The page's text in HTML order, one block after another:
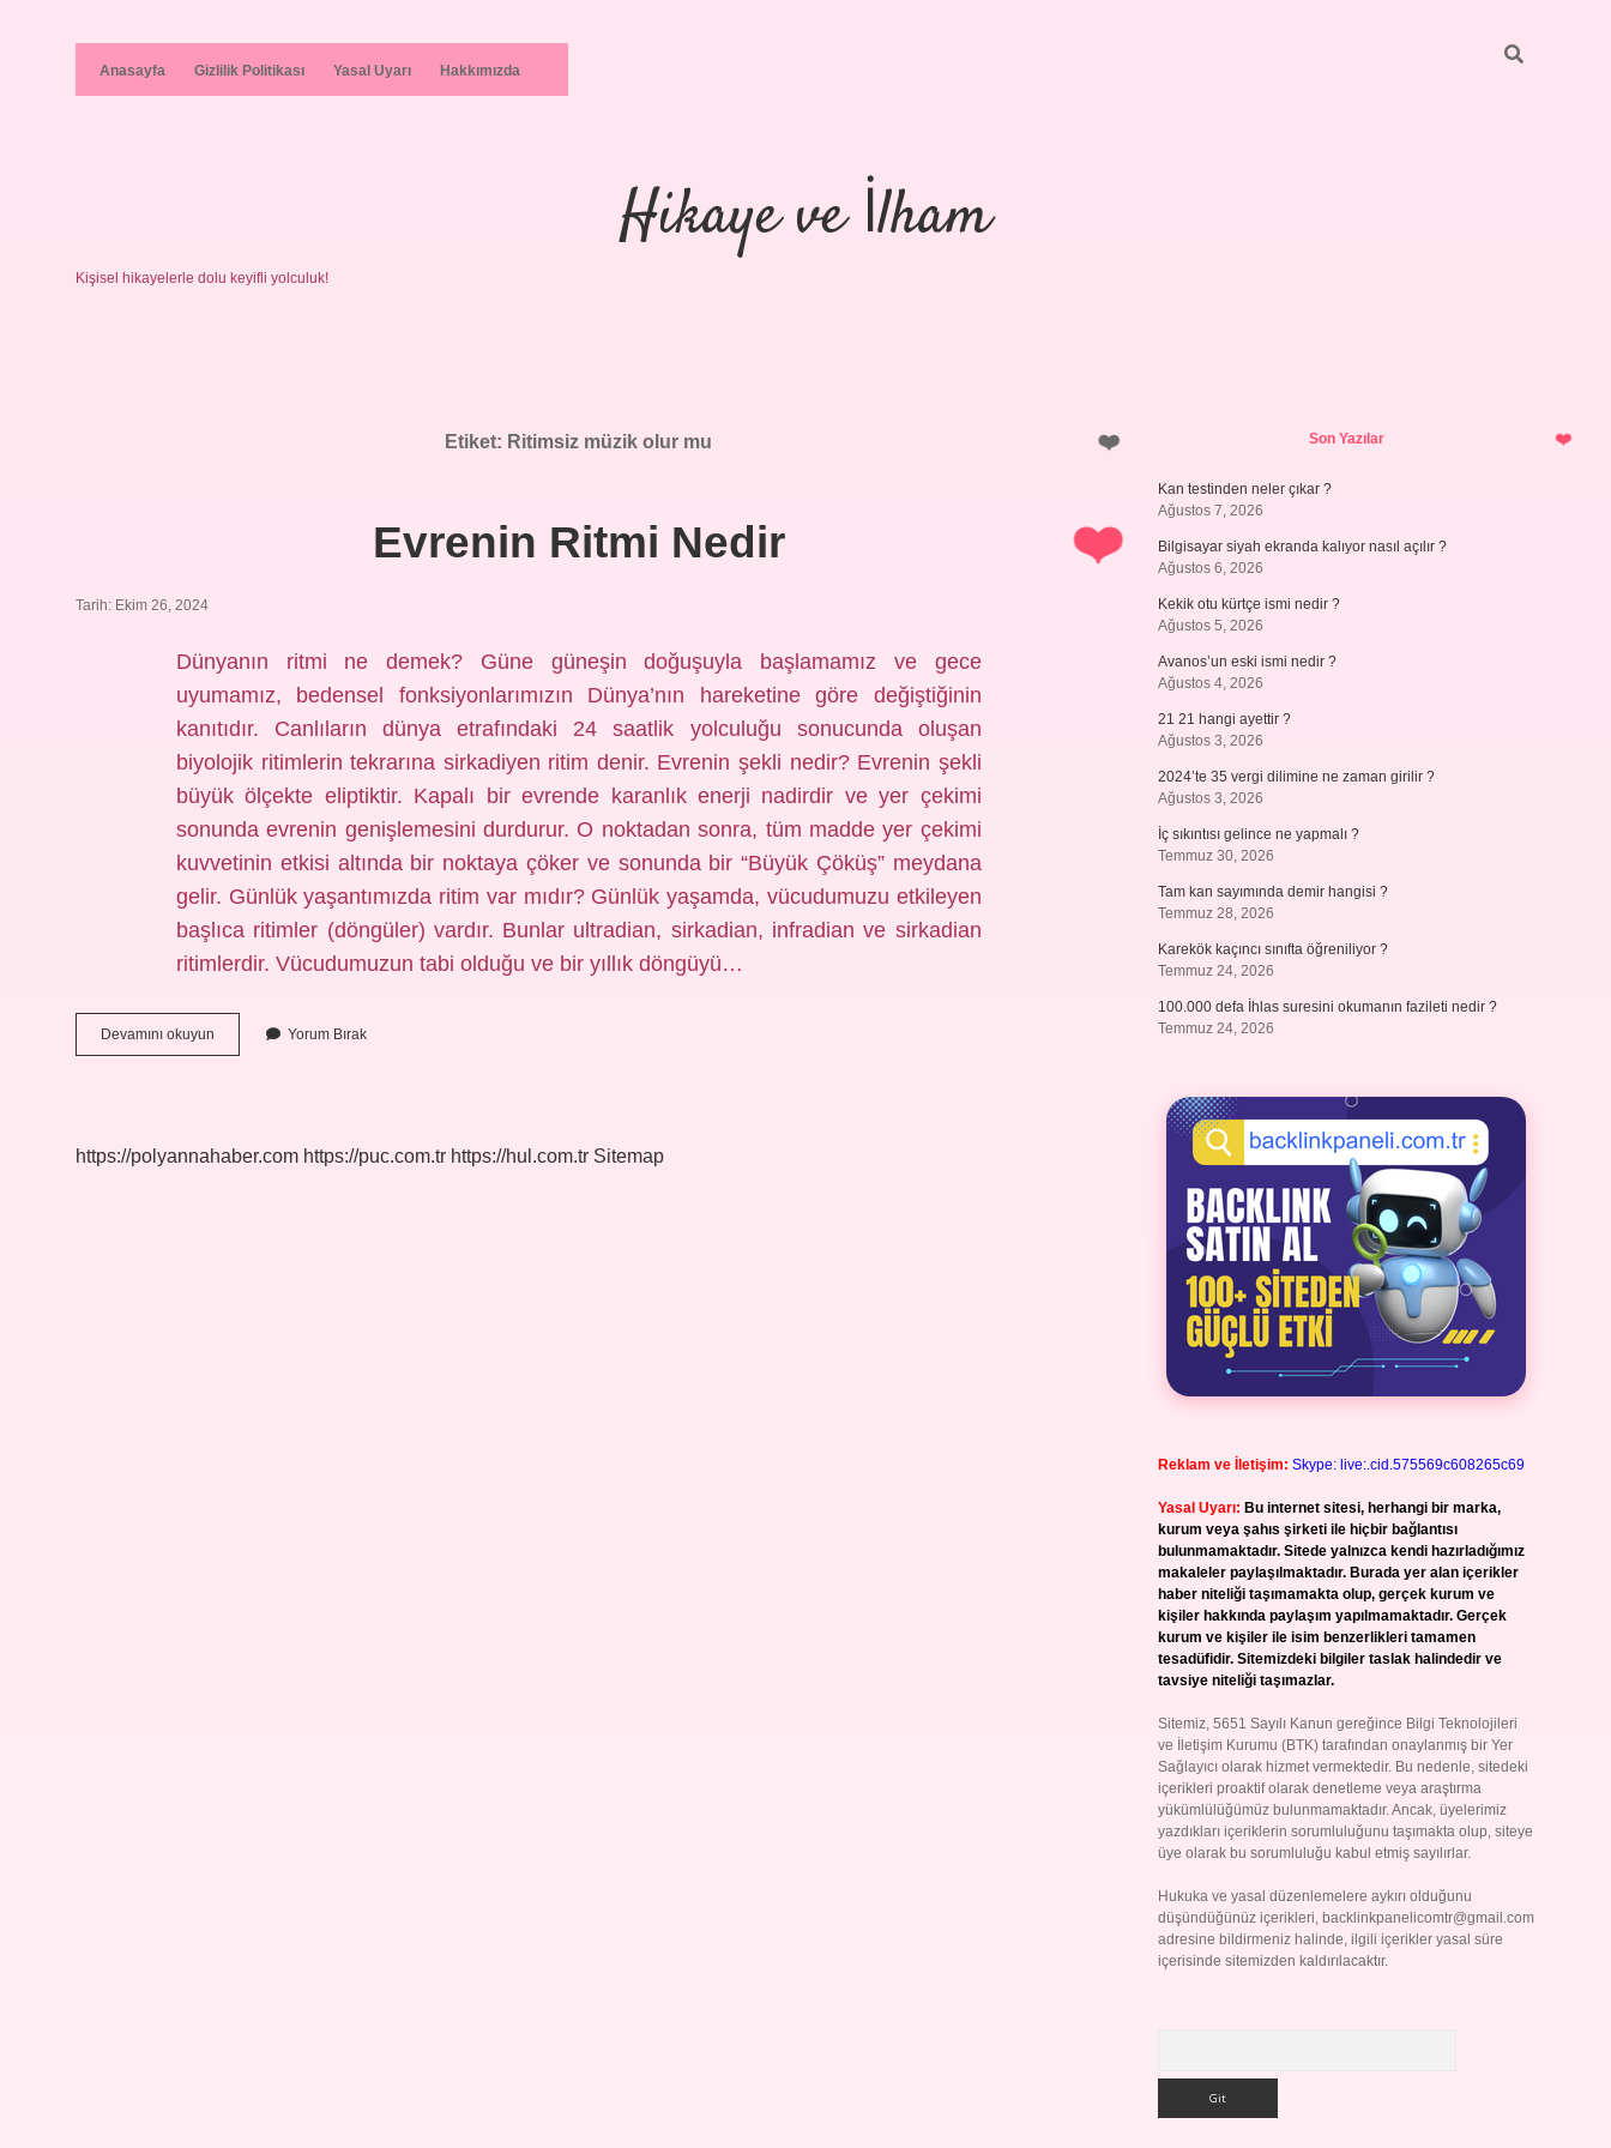
Anasayfa Gizlilik Politikası Yasal Uyarı Hakkımızda
Hikaye ve İlham
Kişisel hikayelerle dolu keyifli yolculuk!
Etiket: Ritimsiz müzik olur mu
Evrenin Ritmi Nedir
Tarih: Ekim 26, 2024
Dünyanın ritmi ne demek? Güne güneşin doğuşuyla başlamamız ve gece
uyumamız, bedensel fonksiyonlarımızın Dünya’nın hareketine göre değiştiğinin
kanıtıdır. Canlıların dünya etrafındaki 24 saatlik yolculuğu sonucunda oluşan
biyolojik ritimlerin tekrarına sirkadiyen ritim denir. Evrenin şekli nedir? Evrenin şekli
büyük ölçekte eliptiktir. Kapalı bir evrende karanlık enerji nadirdir ve yer çekimi
sonunda evrenin genişlemesini durdurur. O noktadan sonra, tüm madde yer çekimi
kuvvetinin etkisi altında bir noktaya çöker ve sonunda bir “Büyük Çöküş” meydana
gelir. Günlük yaşantımızda ritim var mıdır? Günlük yaşamda, vücudumuzu etkileyen
başlıca ritimler (döngüler) vardır. Bunlar ultradian, sirkadian, infradian ve sirkadian
ritimlerdir. Vücudumuzun tabi olduğu ve bir yıllık döngüyü…
Devamını okuyun
Ritmi
Yorum Bırak
https://polyannahaber.com https://puc.com.tr https://hul.com.tr Sitemap
SidebarSon Yazılar
Kan testinden neler çıkar ?
Ağustos 7, 2026
Bilgisayar siyah ekranda kalıyor nasıl açılır ?
Ağustos 6, 2026
Kekik otu kürtçe ismi nedir ?
Ağustos 5, 2026
Avanos’un eski ismi nedir ?
Ağustos 4, 2026
21 21 hangi ayettir ?
Ağustos 3, 2026
2024’te 35 vergi dilimine ne zaman girilir ?
Ağustos 3, 2026
İç sıkıntısı gelince ne yapmalı ?
Temmuz 30, 2026
Tam kan sayımında demir hangisi ?
Temmuz 28, 2026
Karekök kaçıncı sınıfta öğreniliyor ?
Temmuz 24, 2026
100.000 defa İhlas suresini okumanın fazileti nedir ?
Temmuz 24, 2026
Reklam ve İletişim: Skype: live:.cid.575569c608265c69
Yasal Uyarı: Bu internet sitesi, herhangi bir marka,
kurum veya şahıs şirketi ile hiçbir bağlantısı
bulunmamaktadır. Sitede yalnızca kendi hazırladığımız
makaleler paylaşılmaktadır. Burada yer alan içerikler
haber niteliği taşımamakta olup, gerçek kurum ve
kişiler hakkında paylaşım yapılmamaktadır. Gerçek
kurum ve kişiler ile isim benzerlikleri tamamen
tesadüfidir. Sitemizdeki bilgiler taslak halindedir ve
tavsiye niteliği taşımazlar.
Sitemiz, 5651 Sayılı Kanun gereğince Bilgi Teknolojileri
ve İletişim Kurumu (BTK) tarafından onaylanmış bir Yer
Sağlayıcı olarak hizmet vermektedir. Bu nedenle, sitedeki
içerikleri proaktif olarak denetleme veya araştırma
yükümlülüğümüz bulunmamaktadır. Ancak, üyelerimiz
yazdıkları içeriklerin sorumluluğunu taşımakta olup, siteye
üye olarak bu sorumluluğu kabul etmiş sayılırlar.
Hukuka ve yasal düzenlemelere aykırı olduğunu
düşündüğünüz içerikleri, backlinkpanelicomtr@gmail.com
adresine bildirmeniz halinde, ilgili içerikler yasal süre
içerisinde sitemizden kaldırılacaktır.